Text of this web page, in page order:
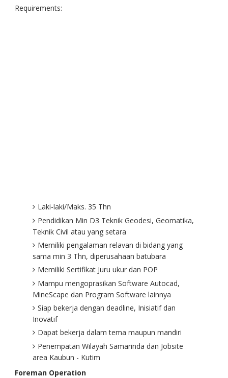
Requirements:
Laki-laki/Maks. 35 Thn
Pendidikan Min D3 Teknik Geodesi, Geomatika,
Teknik Civil atau yang setara
Memiliki pengalaman relavan di bidang yang
sama min 3 Thn, diperusahaan batubara
Memiliki Sertifikat Juru ukur dan POP
Mampu mengoprasikan Software Autocad,
MineScape dan Program Software lainnya
Siap bekerja dengan deadline, Inisiatif dan
Inovatif
Dapat bekerja dalam tema maupun mandiri
Penempatan Wilayah Samarinda dan Jobsite
area Kaubun - Kutim
Foreman Operation